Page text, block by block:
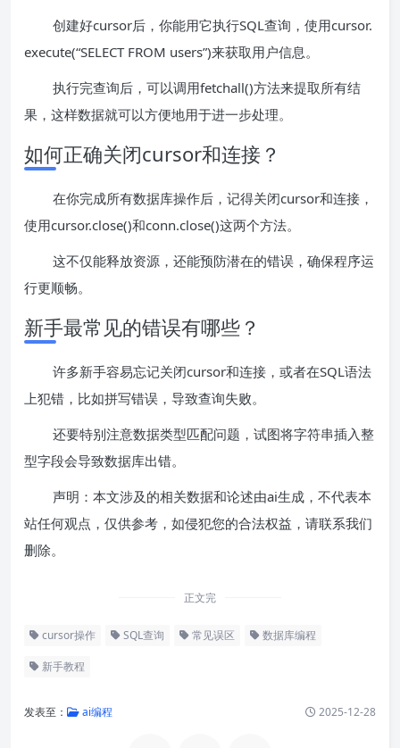
创建好cursor后，你能用它执行SQL查询，使用cursor.
execute(“SELECT FROM users”)来获取用户信息。
执行完查询后，可以调用fetchall()方法来提取所有结
果，这样数据就可以方便地用于进一步处理。
如何正确关闭cursor和连接？
在你完成所有数据库操作后，记得关闭cursor和连接，
使用cursor.close()和conn.close()这两个方法。
这不仅能释放资源，还能预防潜在的错误，确保程序运
行更顺畅。
新手最常见的错误有哪些？
许多新手容易忘记关闭cursor和连接，或者在SQL语法
上犯错，比如拼写错误，导致查询失败。
还要特别注意数据类型匹配问题，试图将字符串插入整
型字段会导致数据库出错。
声明：本文涉及的相关数据和论述由ai生成，不代表本
站任何观点，仅供参考，如侵犯您的合法权益，请联系我们
删除。
正文完
cursor操作 SQL查询 常见误区 数据库编程
新手教程
发表至： ai编程 2025-12-28